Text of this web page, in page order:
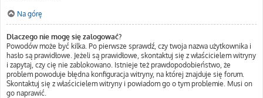
Na górę
Dlaczego nie mogę się zalogować?
Powodów może być kilka. Po pierwsze sprawdź, czy twoja nazwa użytkownika i
hasło są prawidłowe. Jeżeli są prawidłowe, skontaktuj się z właścicielem witryny
i zapytaj, czy cię nie zablokowano. Istnieje też prawdopodobieństwo, że
problem powoduje błędna konfiguracja witryny, na której znajduje się forum.
Skontaktuj się z właścicielem witryny i powiadom go o tym problemie. Musi on
go naprawić.